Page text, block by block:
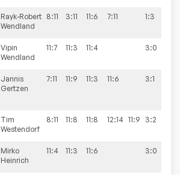
Rayk-Robert
Wendland
8:11 3:11 11:6 7:11 1:3
Vipin
Wendland
11:7 11:3 11:4 3:0
Jannis
Gertzen
7:11 11:9 11:3 11:6 3:1
Tim
Westendorf
8:11 11:8 11:8 12:14 11:9 3:2
Mirko
Heinrich
11:4 11:3 11:6 3:0